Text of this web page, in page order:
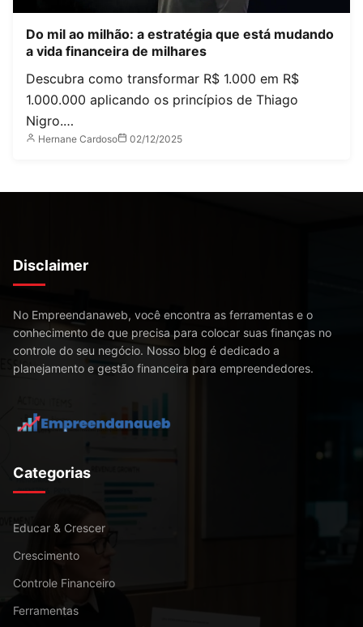
Do mil ao milhão: a estratégia que está mudando
a vida financeira de milhares
Descubra como transformar R$ 1.000 em R$
1.000.000 aplicando os princípios de Thiago
Nigro.…
Hernane Cardoso 02/12/2025
Disclaimer
No Empreendanaweb, você encontra as ferramentas e o
conhecimento de que precisa para colocar suas finanças no
controle do seu negócio. Nosso blog é dedicado a
planejamento e gestão financeira para empreendedores.
Categorias
Educar & Crescer
Crescimento
Controle Financeiro
Ferramentas